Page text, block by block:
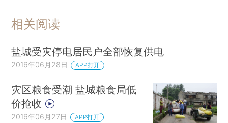
相关阅读
盐城受灾停电居民户全部恢复供电
2016年06月28日 APP打开
灾区粮食受潮 盐城粮食局低
价抢收
2016年06月27日 APP打开